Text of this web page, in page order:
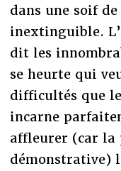
dans une soif
inextinguible.
dit les
se heurte qui
difficultés que
incarne
affleurer (car la
démonstrative)